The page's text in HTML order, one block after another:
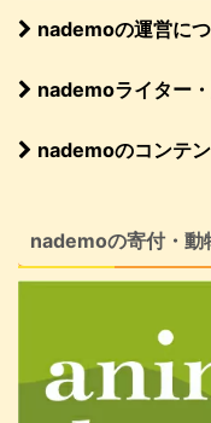
nademoの運営に
nademoライター
nademoのコンテ
nademoの寄付・動